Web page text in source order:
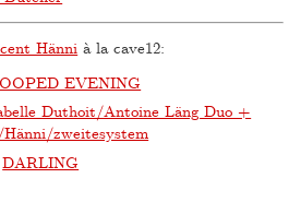
Hänni à la cave12:
EVENING
Duthoit/Antoine Läng Duo +
zweitesystem
DARLING